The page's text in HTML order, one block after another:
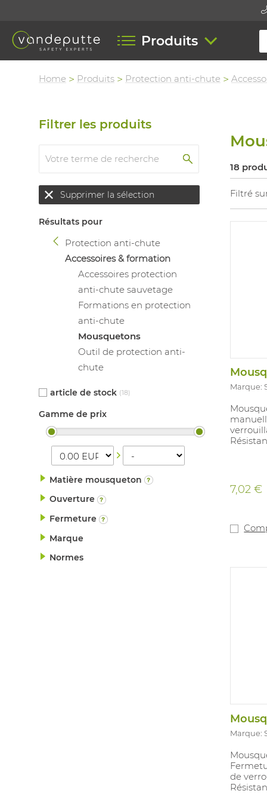
Produits
Home Produits Protection anti-chute
Filtrer les produits
Supprimer la sélection
Résultats pour
Protection anti-chute
Accessoires & formation
Accessoires protection
anti-chute sauvetage
Formations en protection
anti-chute
Mousquetons
Outil de protection anti-
chute
article de stock (18)
Gamme de prix
Matière mousqueton
Ouverture
Fermeture
Marque
Normes
18
Filtré
Marque:
7,02 €
Marque:
de